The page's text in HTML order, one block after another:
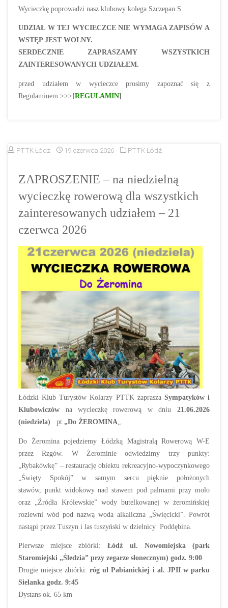
Wycieczkę poprowadzi nasz klubowy kolega Szczepan S.
UDZIAŁ W TEJ WYCIECZCE NIE WYMAGA ZAPISÓW A
WSTĘP JEST WOLNY.
SERDECZNIE ZAPRASZAMY WSZYSTKICH
ZAINTERESOWANYCH UDZIAŁEM.
przed udziałem w wycieczce prosimy zapoznać się z
Regulaminem >>>[REGULAMIN]
PTTK Łódź 19 czerwca 2026 PTTK Łódź
ZAPROSZENIE – na niedzielną
wycieczkę rowerową dla wszystkich
zainteresowanych udziałem – 21
czerwca 2026
Łódzki Klub Turystów Kolarzy PTTK zaprasza Sympatyków i
Klubowiczów na wycieczkę rowerową w dniu 21.06.2026
(niedziela) pt.„Do ŻEROMINA„.
Do Żeromina pojedziemy Łódzką Magistralą Rowerową W-E
przez Rzgów. W Żerominie odwiedzimy trzy punkty:
„Rybakówkę” – restaurację obiektu rekreacyjno-wypoczynkowego
„Święty Spokój” w samym sercu pięknie położonych
stawów, punkt widokowy nad stawem pod palmami przy molo
oraz „Źródła Królewskie” wody butelkowanej w żeromińskiej
rozlewni wód pod nazwą woda alkaliczna „Święcicki”. Powrót
nastąpi przez Tuszyn i las tuszyński w dzielnicy Poddębina.
Pierwsze miejsce zbiórki:Łódź ul. Nowomiejska (park
Staromiejski „Śledzia” przy zegarze słonecznym) godz. 9:00
Drugie miejsce zbiórki:róg ul Pabianickiej i al. JPII w parku
Sielanka godz. 9:45
Dystans ok. 65 km